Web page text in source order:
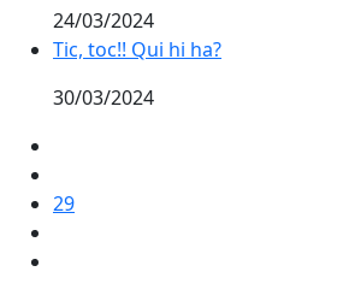
24/03/2024
Tic, toc!! Qui hi ha?
Tic, toc!! Qui hi ha?
30/03/2024
29